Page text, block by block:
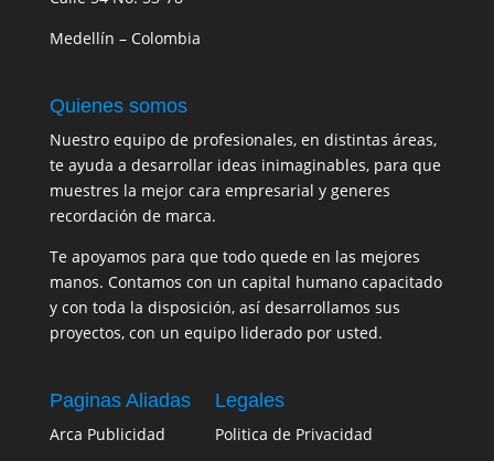
Medellín – Colombia
Quienes somos
Nuestro equipo de profesionales, en distintas áreas,
te ayuda a desarrollar ideas inimaginables, para que
muestres la mejor cara empresarial y generes
recordación de marca.
Te apoyamos para que todo quede en las mejores
manos. Contamos con un capital humano capacitado
y con toda la disposición, así desarrollamos sus
proyectos, con un equipo liderado por usted.
Paginas Aliadas
Arca Publicidad
Legales
Politica de Privacidad